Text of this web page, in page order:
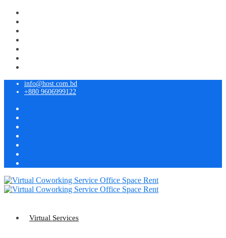
info@host.com.bd
+880 9606999122
Virtual Services